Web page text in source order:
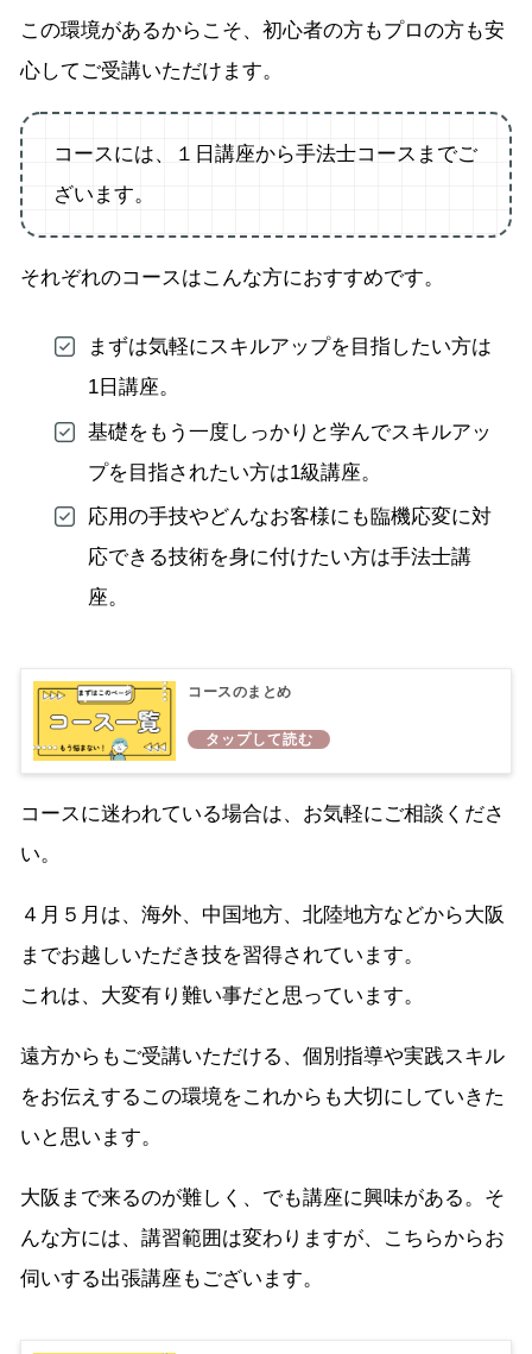
この環境があるからこそ、初心者の方もプロの方も安
心してご受講いただけます。
コースには、１日講座から手法士コースまでご
ざいます。
それぞれのコースはこんな方におすすめです。
まずは気軽にスキルアップを目指したい方は
1日講座。
基礎をもう一度しっかりと学んでスキルアッ
プを目指されたい方は1級講座。
応用の手技やどんなお客様にも臨機応変に対
応できる技術を身に付けたい方は手法士講
座。
コースのまとめ
コースに迷われている場合は、お気軽にご相談くださ
い。
４月５月は、海外、中国地方、北陸地方などから大阪
までお越しいただき技を習得されています。
これは、大変有り難い事だと思っています。
遠方からもご受講いただける、個別指導や実践スキル
をお伝えするこの環境をこれからも大切にしていきた
いと思います。
大阪まで来るのが難しく、でも講座に興味がある。そ
んな方には、講習範囲は変わりますが、こちらからお
伺いする出張講座もございます。